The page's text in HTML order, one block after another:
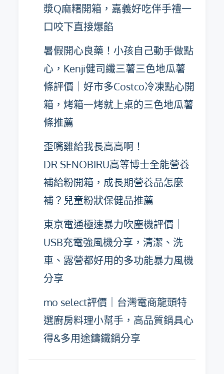
漿Q麻糬開箱，嘉義好吃伴手禮一
口咬下直接爆餡
暑假開心良藥！小孩自己動手做點
心，Kenji健司纖三薯三色地瓜薯
條評價｜好市多Costco冷凍點心開
箱，烤箱一烤就上桌的三色地瓜薯
條推薦
歪嘴雞給我長高高啊！
DR.SENOBIRU高等博士全能營養
補給粉開箱，成長期營養品怎麼
補？兒童粉狀保健品推薦
東京電通極速暴力吹塵機評價｜
USB充電強風機分享，清潔、洗
車、露營都好用的多功能暴力風機
分享
mo select評價｜台灣電商龍頭特
選廚房料理小幫手，高品質鍋具心
得&多用途鑄鐵鍋分享